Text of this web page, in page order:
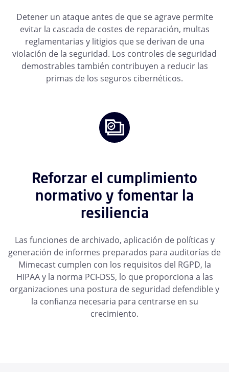
Detener un ataque antes de que se agrave permite
evitar la cascada de costes de reparación, multas
reglamentarias y litigios que se derivan de una
violación de la seguridad. Los controles de seguridad
demostrables también contribuyen a reducir las
primas de los seguros cibernéticos.
Reforzar el cumplimiento
normativo y fomentar la
resiliencia
Las funciones de archivado, aplicación de políticas y
generación de informes preparados para auditorías de
Mimecast cumplen con los requisitos del RGPD, la
HIPAA y la norma PCI-DSS, lo que proporciona a las
organizaciones una postura de seguridad defendible y
la confianza necesaria para centrarse en su
crecimiento.